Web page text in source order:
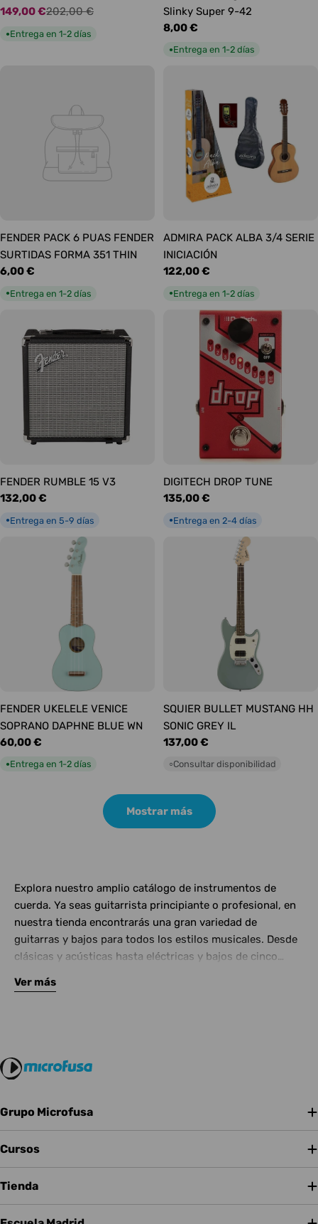
Precio
de
149,00 €
Precio
habitual
202,00 €
●Entrega en 1-2 días
Slinky Super 9-42
Precio
habitual
8,00 €
●Entrega en 1-2 días
FENDER PACK 6 PUAS FENDER
SURTIDAS FORMA 351 THIN
Precio
6,00 €
●Entrega en 1-2 días
ADMIRA PACK ALBA 3/4 SERIE
INICIACIÓN
Precio
122,00 €
●Entrega en 1-2 días
FENDER RUMBLE 15 V3
Precio
132,00 €
●Entrega en 5-9 días
DIGITECH DROP TUNE
Precio
135,00 €
●Entrega en 2-4 días
FENDER UKELELE VENICE
SOPRANO DAPHNE BLUE WN
Precio
habitual
60,00 €
●Entrega en 1-2 días
SQUIER BULLET MUSTANG HH
SONIC GREY IL
Precio
habitual
137,00 €
○Consultar disponibilidad
Mostrar más
Explora nuestro amplio catálogo de instrumentos de
cuerda. Ya seas guitarrista principiante o profesional, en
nuestra tienda encontrarás una gran variedad de
guitarras y bajos para todos los estilos musicales. Desde
clásicas y acústicas hasta eléctricas y bajos de cinco
Complementa tu instrumento con amplificadores de
Ver más
Grupo Microfusa
Cursos
Tienda